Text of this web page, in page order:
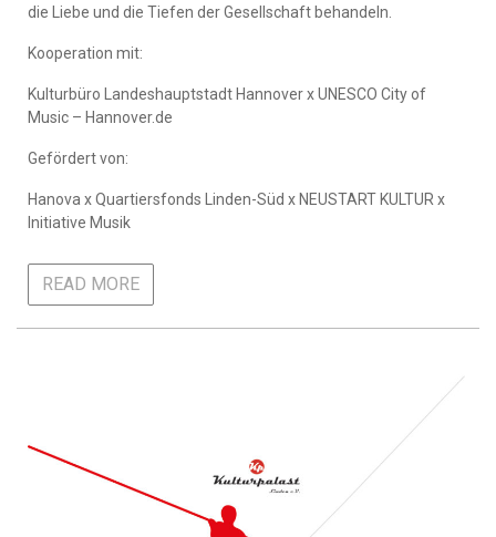
die Liebe und die Tiefen der Gesellschaft behandeln.
Kooperation mit:
Kulturbüro Landeshauptstadt Hannover x UNESCO City of
Music – Hannover.de
Gefördert von:
Hanova x Quartiersfonds Linden-Süd x NEUSTART KULTUR x
Initiative Musik
READ MORE